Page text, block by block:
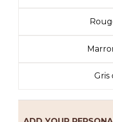
Gris